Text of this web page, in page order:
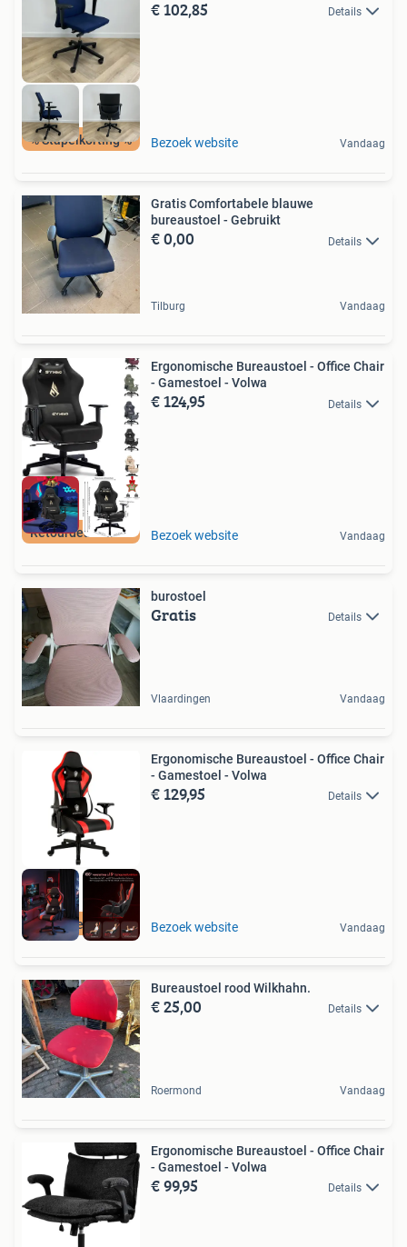
% Stapelkorting %
€ 102,85 Details
Bezoek website Vandaag
Gratis Comfortabele blauwe
bureaustoel - Gebruikt
€ 0,00 Details
Tilburg Vandaag
Retourdeal Korting
Ergonomische Bureaustoel - Office Chair
- Gamestoel - Volwa
€ 124,95 Details
Bezoek website Vandaag
burostoel
Gratis Details
Vlaardingen Vandaag
Retourdeal Korting
Ergonomische Bureaustoel - Office Chair
- Gamestoel - Volwa
€ 129,95 Details
Bezoek website Vandaag
Bureaustoel rood Wilkhahn.
€ 25,00 Details
Roermond Vandaag
Ergonomische Bureaustoel - Office Chair
- Gamestoel - Volwa
€ 99,95 Details